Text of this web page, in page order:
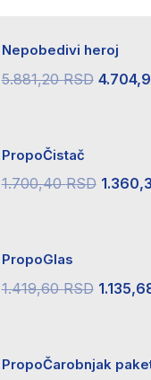
Nepobedivi heroj
5.881,20RSD
PropoČistač
1.700,40RSD
PropoGlas
1.419,60RSD
bila:
PropoČarobnjak